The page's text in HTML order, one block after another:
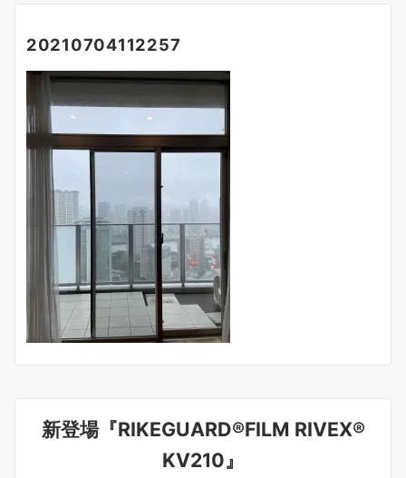
20210704112257
新登場『RIKEGUARD®FILM RIVEX®
KV210』